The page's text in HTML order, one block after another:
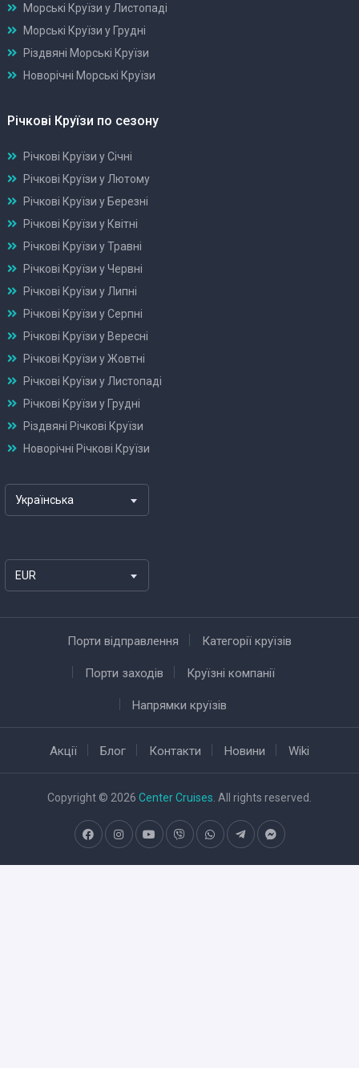
Морські Круїзи у Листопаді
Морські Круїзи у Грудні
Різдвяні Морські Круїзи
Новорічні Морські Круїзи
Річкові Круїзи по сезону
Річкові Круїзи у Січні
Річкові Круїзи у Лютому
Річкові Круїзи у Березні
Річкові Круїзи у Квітні
Річкові Круїзи у Травні
Річкові Круїзи у Червні
Річкові Круїзи у Липні
Річкові Круїзи у Серпні
Річкові Круїзи у Вересні
Річкові Круїзи у Жовтні
Річкові Круїзи у Листопаді
Річкові Круїзи у Грудні
Різдвяні Річкові Круїзи
Новорічні Річкові Круїзи
Українська
EUR
Порти відправлення Категорії круїзів
Порти заходів Круїзні компанії
Напрямки круїзів
Акції Блог Контакти Новини Wiki
Copyright © 2026 Center Cruises . All rights reserved.